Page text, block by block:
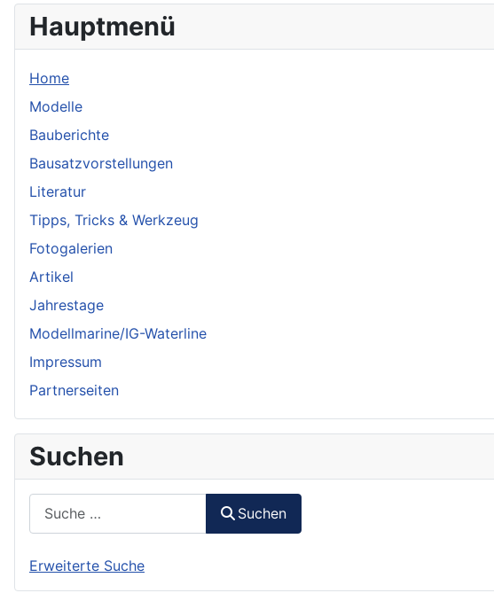
Hauptmenü
Home
Modelle
Bauberichte
Bausatzvorstellungen
Literatur
Tipps, Tricks & Werkzeug
Fotogalerien
Artikel
Jahrestage
Modellmarine/IG-Waterline
Impressum
Partnerseiten
Suchen
Suchen
Erweiterte Suche